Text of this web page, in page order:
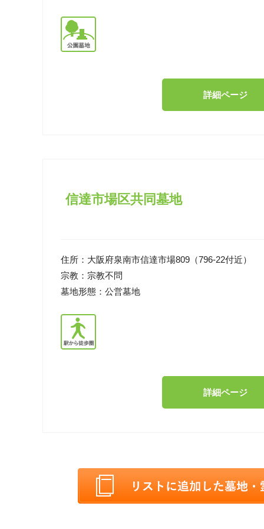
詳細ページ
信達市場区共同墓地
住所： 大阪府泉南市信達市場809（796-22付近）
宗教： 宗教不問
墓地形態： 公営墓地
詳細ページ